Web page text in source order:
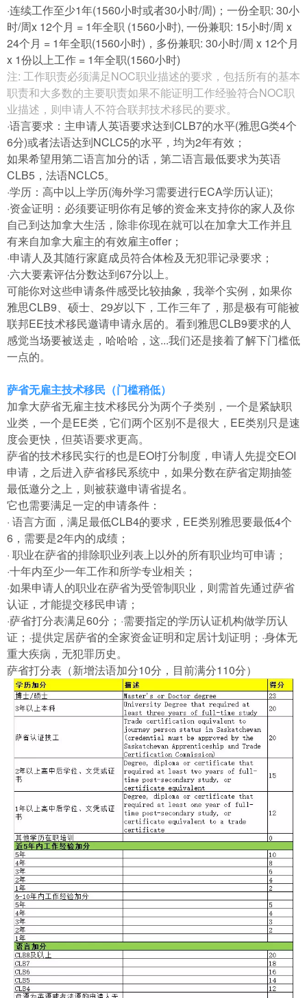
·连续工作至少1年(1560小时或者30小时/周)；一份全职: 30小
时/周x 12个月 = 1年全职 (1560小时), 一份兼职: 15小时/周 x
24个月 = 1年全职(1560小时)，多份兼职: 30小时/周 x 12个月
x 1份以上工作 = 1年全职(1560小时)
注: 工作职责必须满足NOC职业描述的要求，包括所有的基本
职责和大多数的主要职责如果不能证明工作经验符合NOC职
业描述，则申请人不符合联邦技术移民的要求。
·语言要求：主申请人英语要求达到CLB7的水平(雅思G类4个
6分)或者法语达到NCLC5的水平，均为2年有效；
如果希望用第二语言加分的话，第二语言最低要求为英语
CLB5，法语NCLC5。
·学历：高中以上学历(海外学习需要进行ECA学历认证);
·资金证明：必须要证明你有足够的资金来支持你的家人及你
自己到达加拿大生活，除非你现在就可以在加拿大工作并且
有来自加拿大雇主的有效雇主offer；
·申请人及其随行家庭成员符合体检及无犯罪记录要求；
·六大要素评估分数达到67分以上。
可能你对这些申请条件感受比较抽象，我举个实例，如果你
雅思CLB9、硕士、29岁以下，工作三年了，那是极有可能被
联邦EE技术移民邀请申请永居的。看到雅思CLB9要求的人
感觉当场要被送走，哈哈哈，这...我们还是接着了解下门槛低
一点的。
萨省无雇主技术移民（门槛稍低）
加拿大萨省无雇主技术移民分为两个子类别，一个是紧缺职
业类，一个是EE类，它们两个区别不是很大，EE类别只是速
度会更快，但英语要求更高。
萨省的技术移民实行的也是EOI打分制度，申请人先提交EOI
申请，之后进入萨省移民系统中，如果分数在萨省定期抽签
最低邀分之上，则被获邀申请省提名。
它也需要满足一定的申请条件：
· 语言方面，满足最低CLB4的要求，EE类别雅思要最低4个
6，需要是2年内的成绩；
· 职业在萨省的排除职业列表上以外的所有职业均可申请；
·十年内至少一年工作和所学专业相关；
·如果申请人的职业在萨省为受管制职业，则需首先通过萨省
认证，才能提交移民申请；
·萨省打分表满足60分；·需要指定的学历认证机构做学历认
证；·提供定居萨省的全家资金证明和定居计划证明；·身体无
重大疾病，无犯罪历史。
萨省打分表（新增法语加分10分，目前满分110分）